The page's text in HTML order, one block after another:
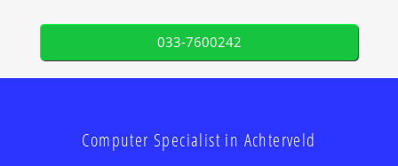
033-7600242
Computer Specialist in Achterveld